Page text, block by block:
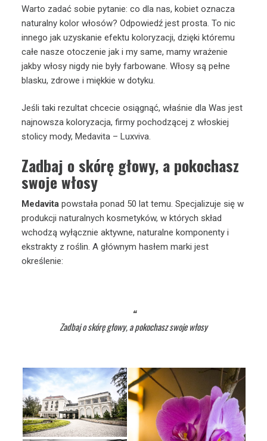
Warto zadać sobie pytanie: co dla nas, kobiet oznacza
naturalny kolor włosów? Odpowiedź jest prosta. To nic
innego jak uzyskanie efektu koloryzacji, dzięki któremu
całe nasze otoczenie jak i my same, mamy wrażenie
jakby włosy nigdy nie były farbowane. Włosy są pełne
blasku, zdrowe i miękkie w dotyku.
Jeśli taki rezultat chcecie osiągnąć, właśnie dla Was jest
najnowsza koloryzacja, firmy pochodzącej z włoskiej
stolicy mody, Medavita – Luxviva.
Zadbaj o skórę głowy, a pokochasz
swoje włosy
Medavitapowstała ponad 50 lat temu. Specjalizuje się w
produkcji naturalnych kosmetyków, w których skład
wchodzą wyłącznie aktywne, naturalne komponenty i
ekstrakty z roślin. A głównym hasłem marki jest
określenie:
Zadbaj o skórę głowy, a pokochasz swoje włosy